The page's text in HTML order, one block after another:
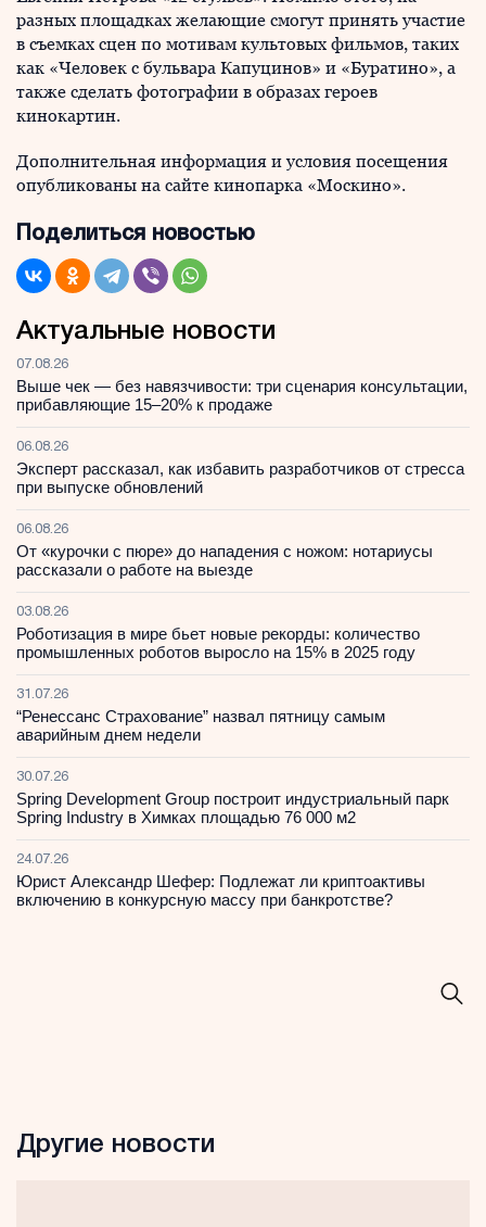
разных площадках желающие смогут принять участие
в съемках сцен по мотивам культовых фильмов, таких
как «Человек с бульвара Капуцинов» и «Буратино», а
также сделать фотографии в образах героев
кинокартин.
Дополнительная информация и условия посещения
опубликованы на сайте кинопарка «Москино».
Поделиться новостью
Актуальные новости
07.08.26
Выше чек — без навязчивости: три сценария консультации,
прибавляющие 15–20% к продаже
06.08.26
Эксперт рассказал, как избавить разработчиков от стресса
при выпуске обновлений
06.08.26
От «курочки с пюре» до нападения с ножом: нотариусы
рассказали о работе на выезде
03.08.26
Роботизация в мире бьет новые рекорды: количество
промышленных роботов выросло на 15% в 2025 году
31.07.26
“Ренессанс Страхование” назвал пятницу самым
аварийным днем недели
30.07.26
Spring Development Group построит индустриальный парк
Spring Industry в Химках площадью 76 000 м2
24.07.26
Юрист Александр Шефер: Подлежат ли криптоактивы
включению в конкурсную массу при банкротстве?
Другие новости